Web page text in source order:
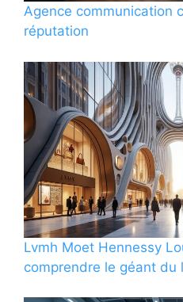
Agence communication
réputation
Lvmh Moet Hennessy
comprendre le géant du